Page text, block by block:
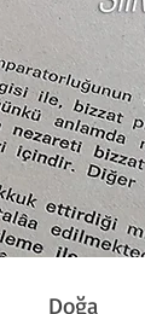
Doğa